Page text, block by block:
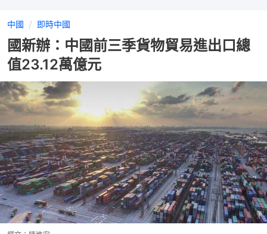
中國 即時中國
國新辦：中國前三季貨物貿易進出口總
值23.12萬億元